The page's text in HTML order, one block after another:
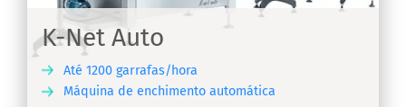
K-Net Auto
Até 1200 garrafas/hora
Máquina de enchimento automática